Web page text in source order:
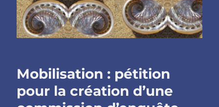
Mobilisation : pétition
pour la création d’une